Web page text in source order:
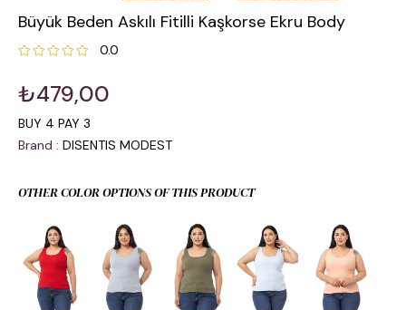
Büyük Beden Askılı Fitilli Kaşkorse Ekru Body
0.0
₺479,00
BUY 4 PAY 3
Brand : DISENTIS MODEST
OTHER COLOR OPTIONS OF THIS PRODUCT